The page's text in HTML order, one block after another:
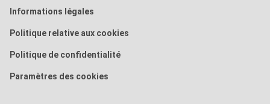
Informations légales
Politique relative aux cookies
Politique de confidentialité
Paramètres des cookies